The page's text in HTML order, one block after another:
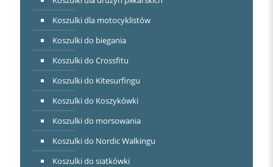
Koszulki dla motocyklistów
Koszulki do biegania
Koszulki do Crossfitu
Koszulki do Kitesurfingu
Koszulki do Koszykówki
Koszulki do morsowania
Koszulki do Nordic Walkingu
Koszulki do siatkówki